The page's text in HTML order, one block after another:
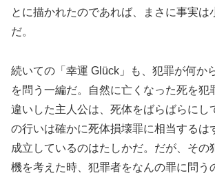
とに描かれたのであれば、まさに事実は
だ。
続いての「幸運 Glück」も、犯罪が何か
を問う一編だ。自然に亡くなった死を犯
違いした主人公は、死体をばらばらにし
の行いは確かに死体損壊罪に相当するは
成立しているのはたしかだ。だが、その
機を考えた時、犯罪者をなんの罪に問う